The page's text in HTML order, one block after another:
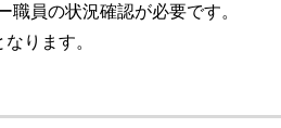
員の状況確認が必要です。
ります。